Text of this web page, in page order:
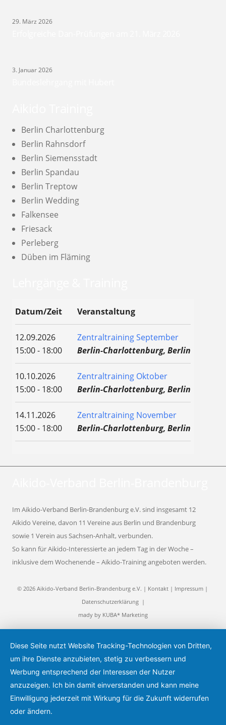
29. März 2026
3. Januar 2026
Berlin Charlottenburg
Berlin Rahnsdorf
Berlin Siemensstadt
Berlin Spandau
Berlin Treptow
Berlin Wedding
Falkensee
Friesack
Perleberg
Düben im Fläming
Datum/Zeit Veranstaltung
12.09.2026
15:00 - 18:00
Zentraltraining September
Berlin-Charlottenburg, Berlin
10.10.2026
15:00 - 18:00
Zentraltraining Oktober
Berlin-Charlottenburg, Berlin
14.11.2026
15:00 - 18:00
Zentraltraining November
Berlin-Charlottenburg, Berlin
Im Aikido-Verband Berlin-Brandenburg e.V. sind insgesamt 12
Aikido Vereine, davon 11 Vereine aus Berlin und Brandenburg
sowie 1 Verein aus Sachsen-Anhalt, verbunden.
So kann für Aikido-Interessierte an jedem Tag in der Woche –
inklusive dem Wochenende – Aikido-Training angeboten werden.
© 2026 Aikido-Verband Berlin-Brandenburg e.V. | Kontakt| Impressum|
Datenschutzerklärung |
mady by KUBA* Marketing
Diese Seite nutzt Website Tracking-Technologien von Dritten,
um ihre Dienste anzubieten, stetig zu verbessern und
Werbung entsprechend der Interessen der Nutzer
anzuzeigen. Ich bin damit einverstanden und kann meine
Einwilligung jederzeit mit Wirkung für die Zukunft widerrufen
oder ändern.